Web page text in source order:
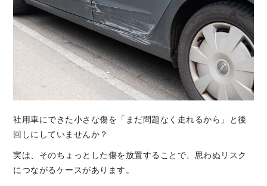
社用車にできた小さな傷を「まだ問題なく走れるから」と後
回しにしていませんか？
実は、そのちょっとした傷を放置することで、思わぬリスク
につながるケースがあります。